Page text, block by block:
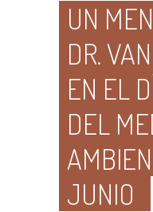
UN
DR.
EN EL
DEL
JUNIO